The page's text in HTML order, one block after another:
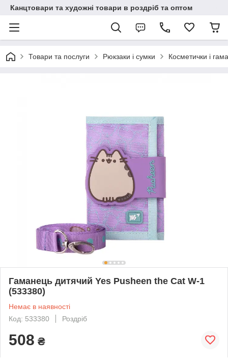
Канцтовари та художні товари в роздріб та оптом
Товари та послуги Рюкзаки і сумки Косметички і
Гаманець дитячий Yes Pusheen the Cat W-1
(533380)
Немає в наявності
Код: 533380
Роздріб
508 ₴